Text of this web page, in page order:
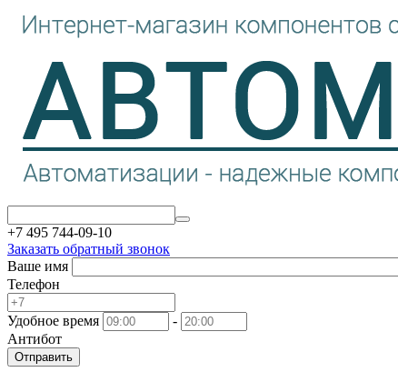
+7 495 744-09-10
Заказать обратный звонок
Ваше имя
Телефон
Удобное время
-
Антибот
Отправить